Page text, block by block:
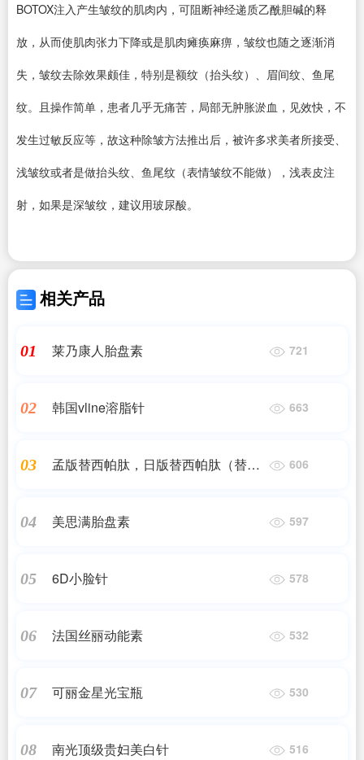
BOTOX注入产生皱纹的肌肉内，可阻断神经递质乙酰胆碱的释
放，从而使肌肉张力下降或是肌肉瘫痪麻痹，皱纹也随之逐渐消
失，皱纹去除效果颇佳，特别是额纹（抬头纹）、眉间纹、鱼尾
纹。且操作简单，患者几乎无痛苦，局部无肿胀淤血，见效快，不
发生过敏反应等，故这种除皱方法推出后，被许多求美者所接受、
浅皱纹或者是做抬头纹、鱼尾纹（表情皱纹不能做），浅表皮注
射，如果是深皱纹，建议用玻尿酸。
相关产品
01 莱乃康人胎盘素 721
02 韩国vline溶脂针 663
03
孟版替西帕肽，日版替西帕肽（替尔
606
04 美思满胎盘素 597
05 6D小脸针 578
06 法国丝丽动能素 532
07 可丽金星光宝瓶 530
08 南光顶级贵妇美白针 516